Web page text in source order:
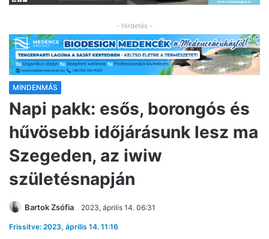
- Hirdetés -
MINDENMÁS
Napi pakk: esős, borongós és
hűvösebb időjárásunk lesz ma
Szegeden, az iwiw
születésnapján
Bartok Zsófia 2023, április 14. 06:31
Frissítve: 2023, április 14. 11:16